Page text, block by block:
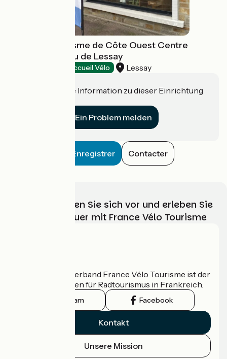
Office de Tourisme de Côte Ouest Centre
Manche | Bureau de Lessay
Accueil Vélo Lessay
Haben Sie eine Information zu dieser Einrichtung
Ein Problem melden
Enregistrer Contacter
Wählen, bereiten Sie sich vor und erleben Sie
Ihr Radabenteuer mit France Vélo Tourisme
Der nationale Verband France Vélo Tourisme ist der
offizielle Leitfaden für Radtourismus in Frankreich.
Instagram Facebook
Kontakt
Unsere Mission